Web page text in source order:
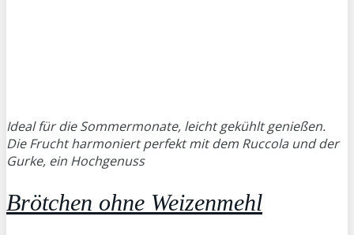
Ideal für die Sommermonate, leicht gekühlt genießen.
Die Frucht harmoniert perfekt mit dem Ruccola und der
Gurke, ein Hochgenuss
Brötchen ohne Weizenmehl